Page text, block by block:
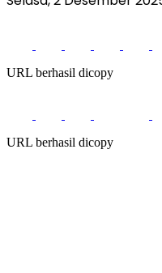
URL berhasil dicopy
URL berhasil dicopy